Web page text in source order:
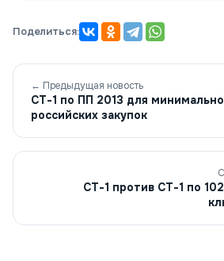
Поделиться:
← Предыдущая новость
СТ-1 по ПП 2013 для
российских закупок
СТ-1 против СТ-1 по